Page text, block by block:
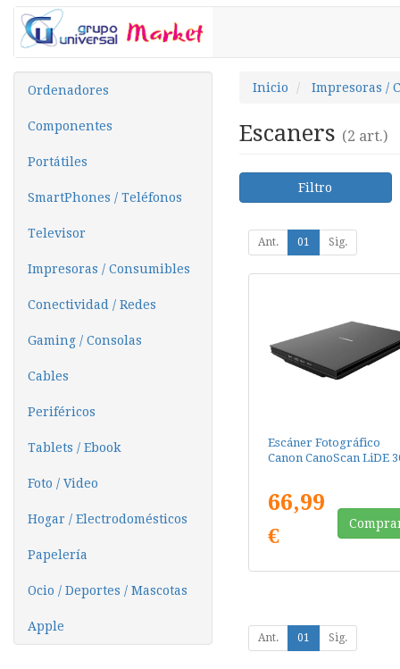
Ordenadores
Componentes
Portátiles
SmartPhones / Teléfonos
Televisor
Impresoras / Consumibles
Conectividad / Redes
Gaming / Consolas
Cables
Periféricos
Tablets / Ebook
Foto / Video
Hogar / Electrodomésticos
Papelería
Ocio / Deportes / Mascotas
Apple
Inicio Impresoras /
Escaners (2 art.)
Filtro
Ant. 01 Sig.
Escáner Fotográfico
Canon CanoScan LiDE
66,99
€
Ant. 01 Sig.